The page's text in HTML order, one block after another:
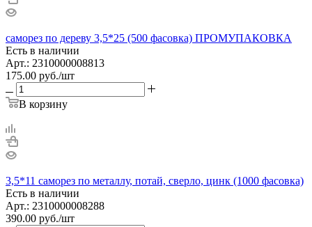
саморез по дереву 3,5*25 (500 фасовка) ПРОМУПАКОВКА
Есть в наличии
Арт.: 2310000008813
175.00 руб./шт
В корзину
3,5*11 саморез по металлу, потай, сверло, цинк (1000 фасовка)
Есть в наличии
Арт.: 2310000008288
390.00 руб./шт